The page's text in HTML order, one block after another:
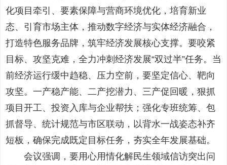
化项目牵引、要素保障与营商环境优化，培育新业
态、引育市场主体，推动数字经济与实体经济融合，
打造特色服务品牌，筑牢经济发展核心支撑。要咬紧
目标、攻坚克难，全力冲刺经济发展“双过半”任务。当
前经济运行缓中趋稳、压力空前，要坚定信心、靶向
攻坚。一产稳产能、二产挖潜力、三产促回暖，狠抓
项目开工、投资入库与企业帮扶；强化专班统筹、包
抓督导、统计规范与市区联动，以背水一战姿态补齐
短板，确保完成既定目标任务，夯实全年发展基础。
会议强调，要用心用情化解民生领域信访突出问